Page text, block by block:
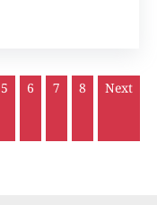
5 6 7 8 Next